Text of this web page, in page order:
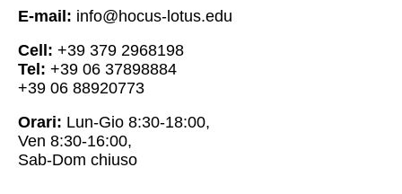
E-mail: info@hocus-lotus.edu
Cell: +39 379 2968198
Tel: +39 06 37898884
+39 06 88920773
Orari: Lun-Gio 8:30-18:00,
Ven 8:30-16:00,
Sab-Dom chiuso